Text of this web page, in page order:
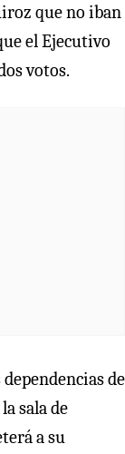
que no iban
el Ejecutivo
votos.
de
sala de
a su